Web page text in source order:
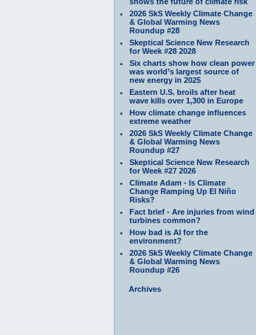
2026 SkS Weekly Climate Change
& Global Warming News
Roundup #28
Skeptical Science New Research
for Week #28 2028
Six charts show how clean power
was world’s largest source of
new energy in 2025
Eastern U.S. broils after heat
wave kills over 1,300 in Europe
How climate change influences
extreme weather
2026 SkS Weekly Climate Change
& Global Warming News
Roundup #27
Skeptical Science New Research
for Week #27 2026
Climate Adam - Is Climate
Change Ramping Up El Niño
Risks?
Fact brief - Are injuries from wind
turbines common?
How bad is AI for the
environment?
2026 SkS Weekly Climate Change
& Global Warming News
Roundup #26
Archives